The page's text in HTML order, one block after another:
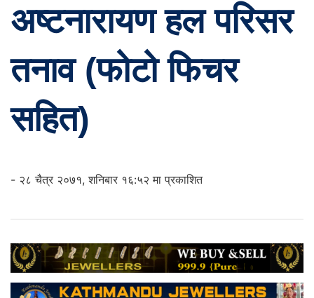
अष्टनारायण हल परिसर
तनाव (फोटो फिचर
सहित)
- २८ चैत्र २०७१, शनिबार १६:५२ मा प्रकाशित